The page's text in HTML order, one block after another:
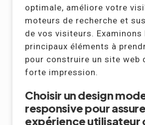
optimale, améliore votre
moteurs de recherche et
de vos visiteurs. Examinons
principaux éléments à
pour construire un site web
forte impression.
Choisir un design
responsive pour
expérience utilisateur